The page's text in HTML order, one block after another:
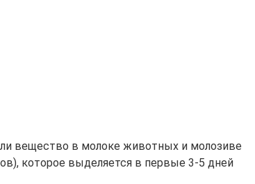
вещество в молоке животных и молозиве
которое выделяется в первые 3-5 дней